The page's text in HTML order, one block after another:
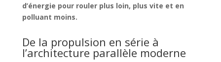
d’énergie pour rouler plus loin, plus vite et en
polluant moins.
De la propulsion en série à
l’architecture parallèle moderne